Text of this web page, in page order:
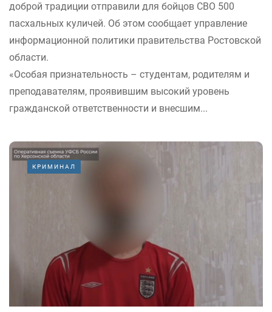
доброй традиции отправили для бойцов СВО 500
пасхальных куличей. Об этом сообщает управление
информационной политики правительства Ростовской
области.
«Особая признательность – студентам, родителям и
преподавателям, проявившим высокий уровень
гражданской ответственности и внесшим...
КРИМИНАЛ